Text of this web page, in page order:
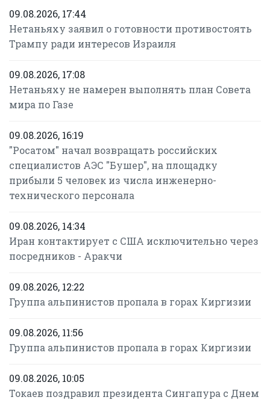
09.08.2026, 17:44
Нетаньяху заявил о готовности противостоять
Трампу ради интересов Израиля
09.08.2026, 17:08
Нетаньяху не намерен выполнять план Совета
мира по Газе
09.08.2026, 16:19
"Росатом" начал возвращать российских
специалистов АЭС "Бушер", на площадку
прибыли 5 человек из числа инженерно-
технического персонала
09.08.2026, 14:34
Иран контактирует с США исключительно через
посредников - Аракчи
09.08.2026, 12:22
Группа альпинистов пропала в горах Киргизии
09.08.2026, 11:56
Группа альпинистов пропала в горах Киргизии
09.08.2026, 10:05
Токаев поздравил президента Сингапура с Днем